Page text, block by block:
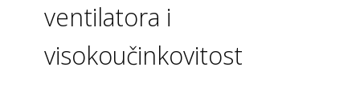
ventilatora i
visokoučinkovitost